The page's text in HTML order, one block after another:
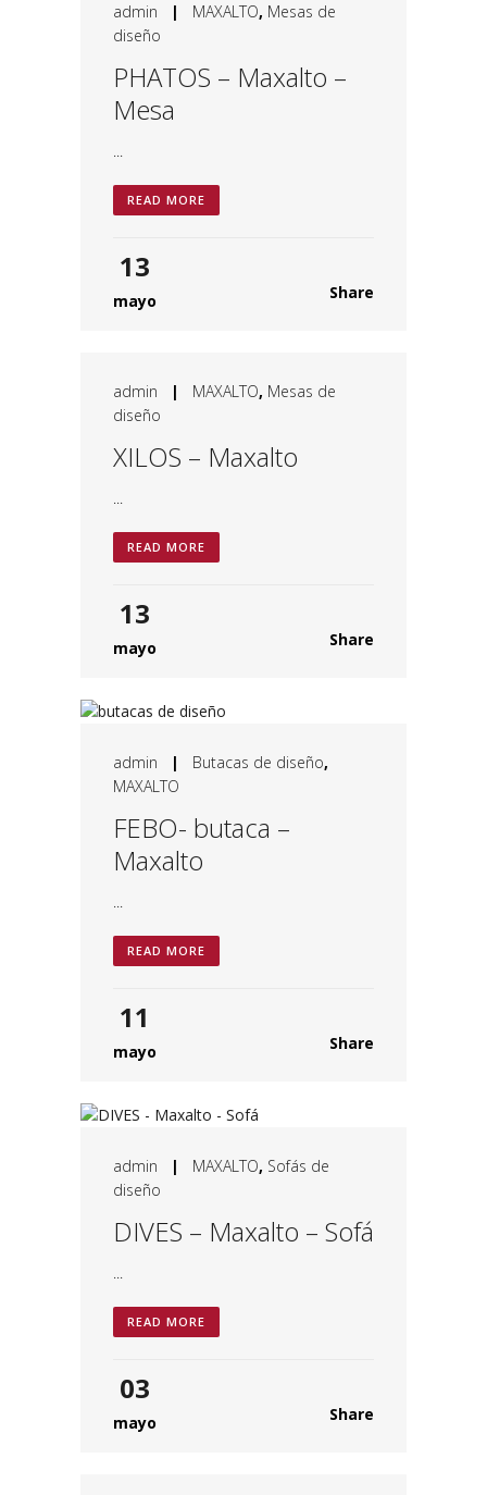
admin | MAXALTO, Mesas de
diseño
PHATOS – Maxalto –
Mesa
...
READ MORE
13
mayo Share
admin | MAXALTO, Mesas de
diseño
XILOS – Maxalto
...
READ MORE
13
mayo Share
admin | Butacas de diseño,
MAXALTO
FEBO- butaca –
Maxalto
...
READ MORE
11
mayo Share
admin | MAXALTO, Sofás de
diseño
DIVES – Maxalto – Sofá
...
READ MORE
03
mayo Share